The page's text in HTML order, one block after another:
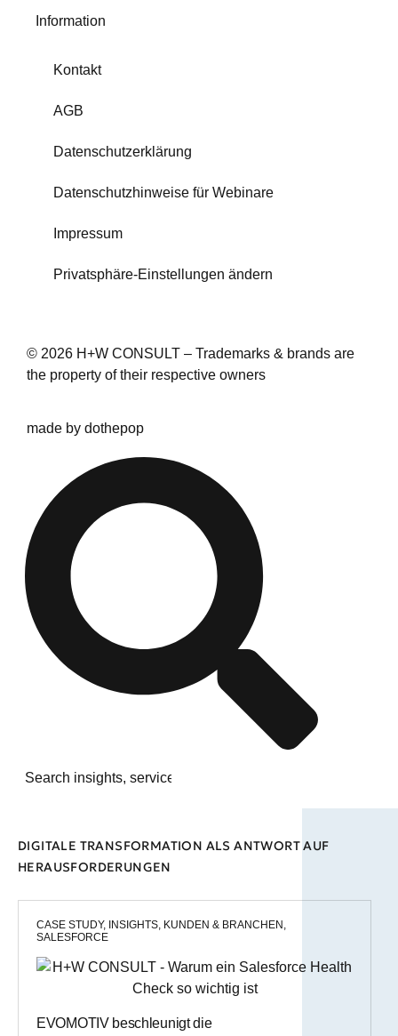
Information
Kontakt
AGB
Datenschutzerklärung
Datenschutzhinweise für Webinare
Impressum
Privatsphäre-Einstellungen ändern
© 2026 H+W CONSULT – Trademarks & brands are
the property of their respective owners
made by dothepop
DIGITALE TRANSFORMATION ALS ANTWORT AUF
HERAUSFORDERUNGEN
CASE STUDY, INSIGHTS, KUNDEN & BRANCHEN ,
SALESFORCE
EVOMOTIV beschleunigt die